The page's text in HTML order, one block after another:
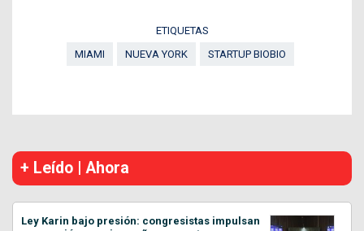
ETIQUETAS
MIAMI
NUEVA YORK STARTUP BIOBIO
+ Leído | Ahora
Ley Karin bajo presión: congresistas impulsan